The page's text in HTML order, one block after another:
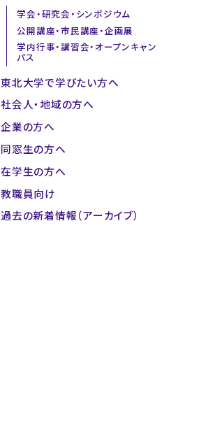
学会・研究会・シンポジウム
公開講座・市民講座・企画展
学内行事・講習会・オープンキャン
パス
東北大学で学びたい方へ
社会人・地域の方へ
企業の方へ
同窓生の方へ
在学生の方へ
教職員向け
過去の新着情報（アーカイブ）